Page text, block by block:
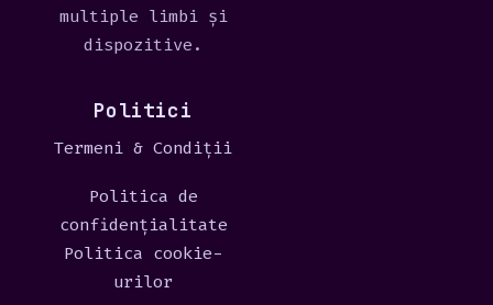
multiple limbi și
dispozitive.
Politici
Termeni & Condiții
Politica de
confidențialitate
Politica cookie-
urilor